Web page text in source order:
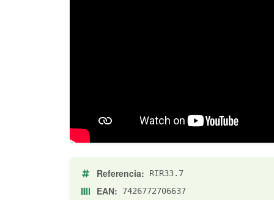
Referencia: RIR33.7
EAN: 7426772706637